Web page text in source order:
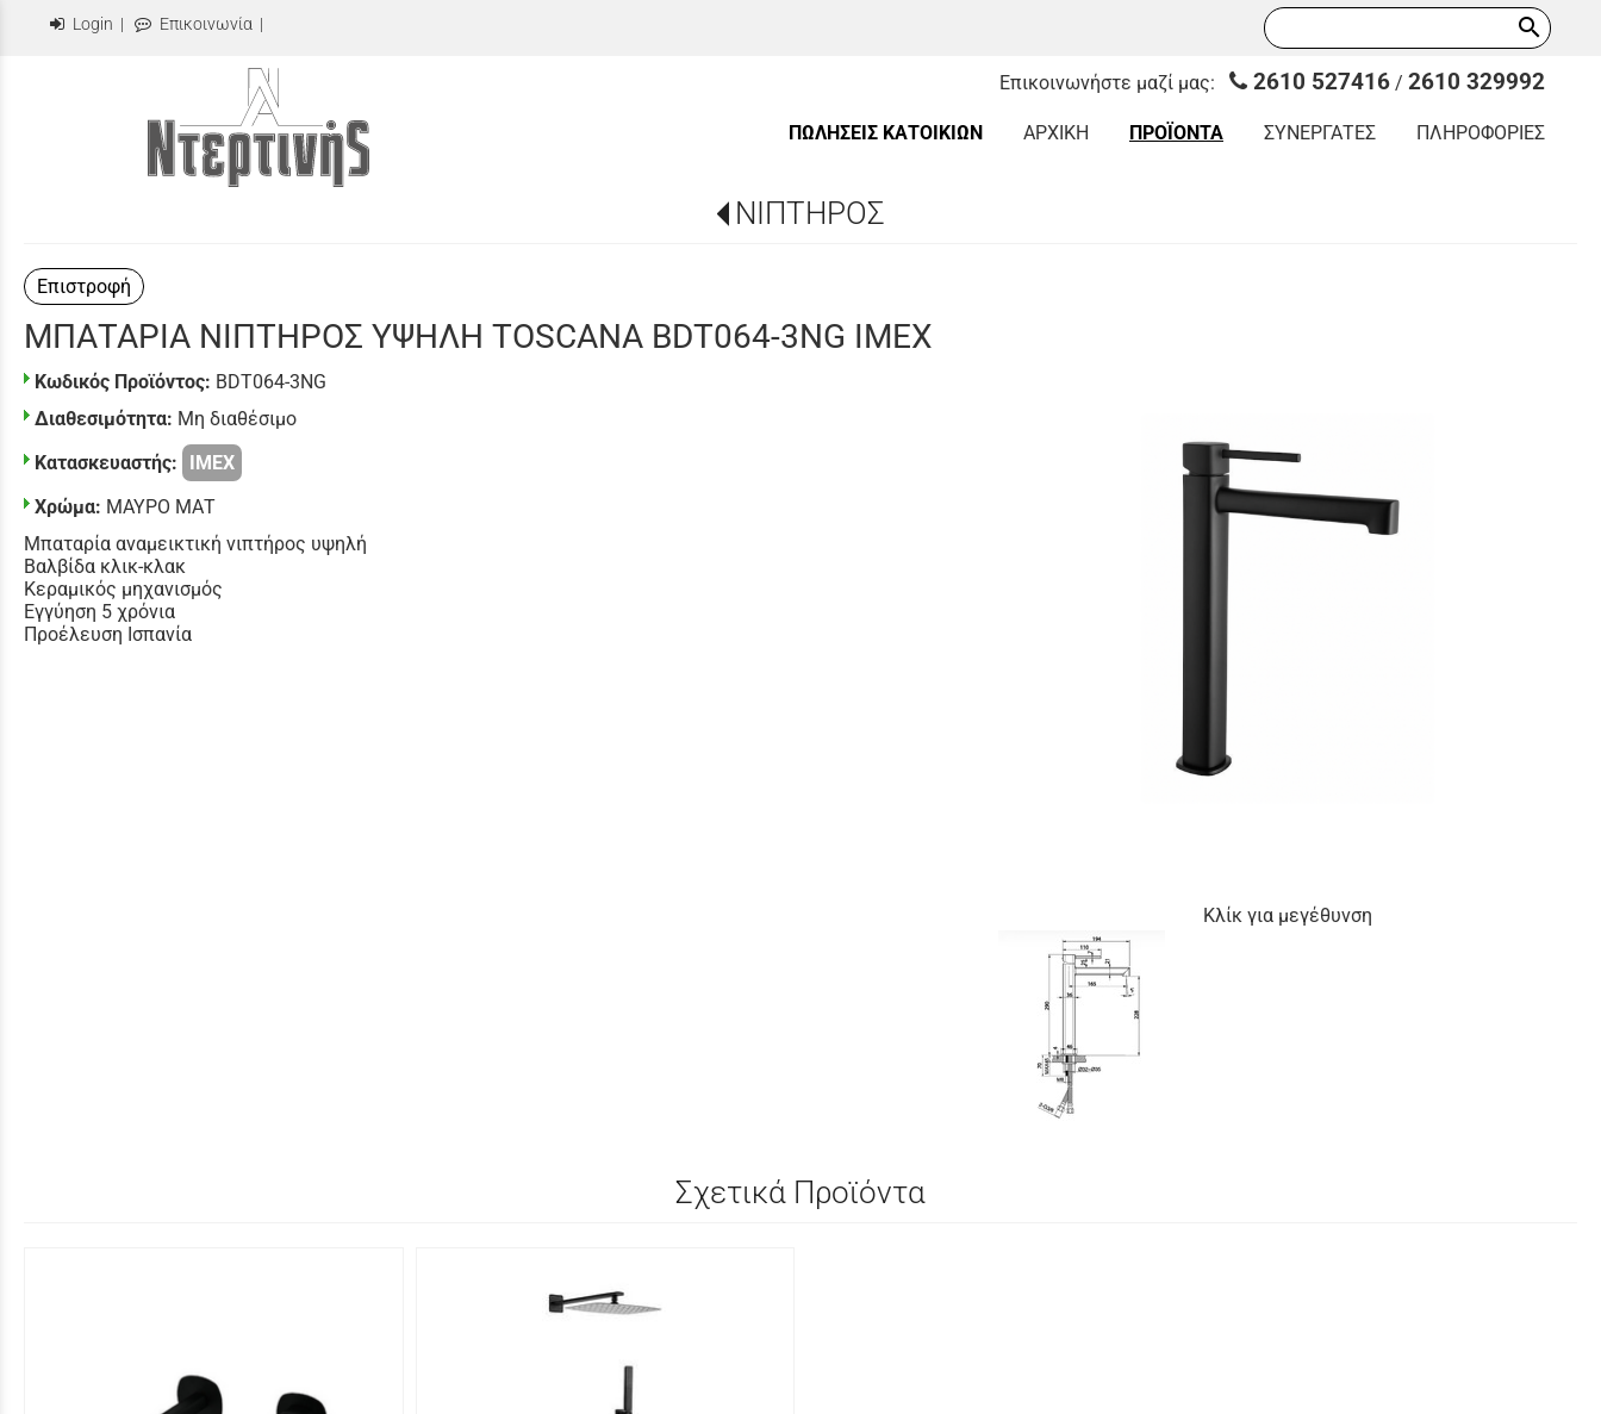
Login | Επικοινωνία | search
Επικοινωνήστε μαζί μας: 2610 527416 / 2610 329992
ΠΩΛΗΣΕΙΣ ΚΑΤΟΙΚΙΩΝ ΑΡΧΙΚΗ ΠΡΟΪΟΝΤΑ ΣΥΝΕΡΓΑΤΕΣ ΠΛΗΡΟΦΟΡΙΕΣ
ΝΙΠΤΗΡΟΣ
Επιστροφή
Κλίκ για μεγέθυνση
ΜΠΑΤΑΡΙΑ ΝΙΠΤΗΡΟΣ ΥΨΗΛΗ TOSCANA BDT064-3NG IMEX
Κωδικός Προϊόντος: BDT064-3NG
Διαθεσιμότητα: Μη διαθέσιμο
Κατασκευαστής:
IMEX
Χρώμα: ΜΑΥΡΟ ΜΑΤ
Μπαταρία αναμεικτική νιπτήρος υψηλή
Βαλβίδα κλικ-κλακ
Κεραμικός μηχανισμός
Εγγύηση 5 χρόνια
Προέλευση Ισπανία
Σχετικά Προϊόντα